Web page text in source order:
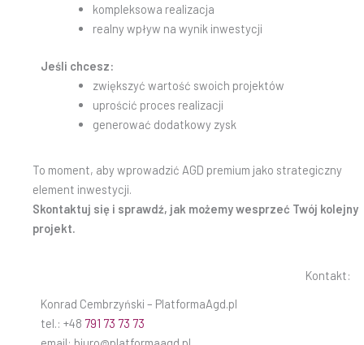
kompleksowa realizacja
realny wpływ na wynik inwestycji
Jeśli chcesz:
zwiększyć wartość swoich projektów
uprościć proces realizacji
generować dodatkowy zysk
To moment, aby wprowadzić AGD premium jako strategiczny
element inwestycji.
Skontaktuj się i sprawdź, jak możemy wesprzeć Twój kolejny
projekt.
Kontakt:
Konrad Cembrzyński – PlatformaAgd.pl
tel.: +48 791 73 73 73